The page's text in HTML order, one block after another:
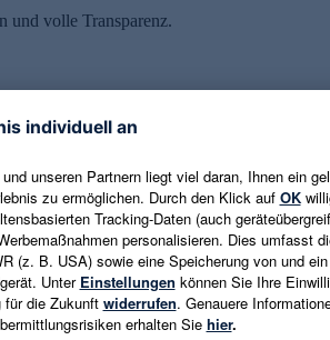
und volle Transparenz.
Trends,
ist jederzeit in
E-Mail-Adresse
Es gelten die